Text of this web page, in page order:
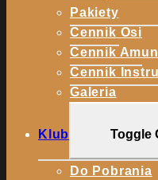
Pakiety
Cennik Osi
Cennik
Cennik
Galeria
Klub Toggle
Do Pobrania